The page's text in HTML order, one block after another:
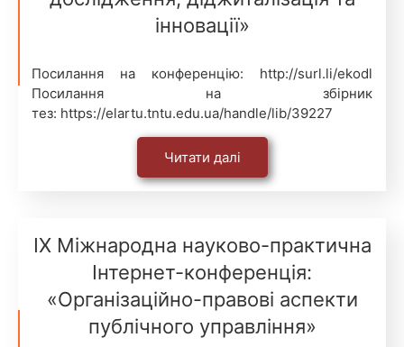
інновації»
Посилання на конференцію: http://surl.li/ekodl
Посилання на збірник
тез: https://elartu.tntu.edu.ua/handle/lib/39227
Читати далі
ІХ Міжнародна науково-практична
Інтернет-конференція:
«Організаційно-правові аспекти
публічного управління»